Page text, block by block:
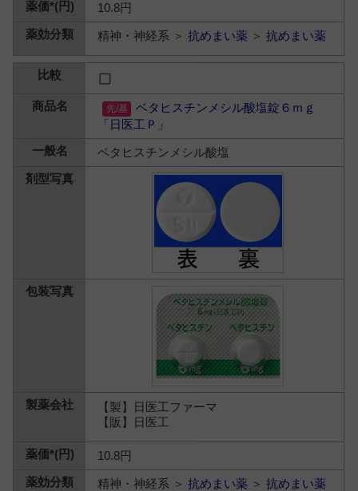
10.8円
精神・神経系 ＞抗めまい薬 ＞抗めまい薬
ベタヒスチンメシル酸塩錠６ｍｇ
「日医工Ｐ」
ベタヒスチンメシル酸塩
【製】日医工ファーマ
【販】日医工
10.8円
精神・神経系 ＞抗めまい薬 ＞抗めまい薬